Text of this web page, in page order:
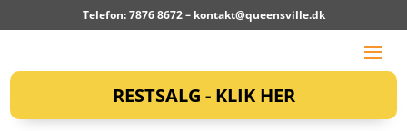
Telefon: 7876 8672 – kontakt@queensville.dk
RESTSALG - KLIK HER